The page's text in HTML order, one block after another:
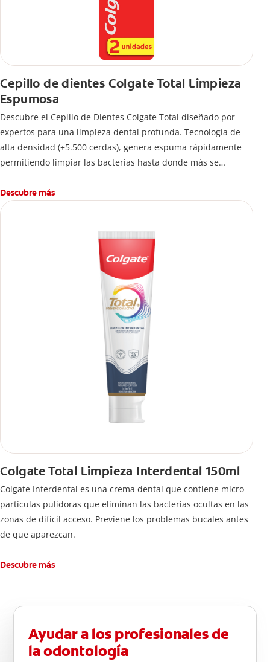
Cepillo de dientes Colgate Total Limpieza
Espumosa
Descubre el Cepillo de Dientes Colgate Total diseñado por
expertos para una limpieza dental profunda. Tecnología de
alta densidad (+5.500 cerdas), genera espuma rápidamente
permitiendo limpiar las bacterias hasta donde más se
Descubre más
Colgate Total Limpieza Interdental 150ml
Colgate Interdental es una crema dental que contiene micro
partículas pulidoras que eliminan las bacterias ocultas en las
zonas de difícil acceso. Previene los problemas bucales antes
de que aparezcan.
Descubre más
Ayudar a los profesionales de
la odontología